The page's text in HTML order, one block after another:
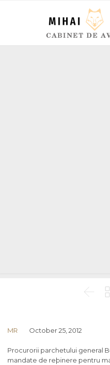

MR October 25, 2012
Procurorii parchetului general
mandate de reþinere pentru